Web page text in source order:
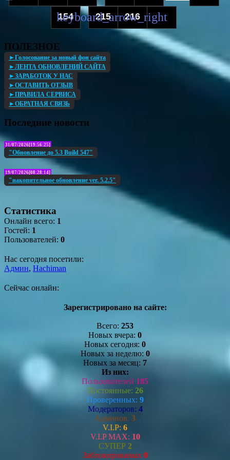
154 ... 215 216
ПОЛЕЗНОЕ
►Голосование за новый фон сайта
►ЛЕНТА ОБНОВЛЕНИЙ САЙТА
►ЗАРАБОТОК У НАС
►ОСТАВИТЬ ОТЗЫВ
►ПРАВИЛА СЕРВИСА
►ОБРАТНАЯ СВЯЗЬ
Последние новости
31/07/2026[19:56:25]
"Обновление до 5.3 Build 547"
19/07/2026[08:28:14]
"накопительное обновление ver. 5.2.5"
Статистика
Онлайн всего: 1
Гостей: 1
Пользователей: 0
Нас сегодня посетили:
Админ, Hachiman
Сейчас онлайн:
Зарегистрировано на сайте:
Всего: 253
Новых вчера: 0
Новых сегодня: 0
Новых за неделю: 0
Новых за месяц: 7
Из них:
Пользователей 185
Постоянные: 26
Проверенных: 9
Модераторов: 4
Админов: 3
V.I.P: 6
V.I.P MAX: 10
СУПЕР 2
Заблокированых 0